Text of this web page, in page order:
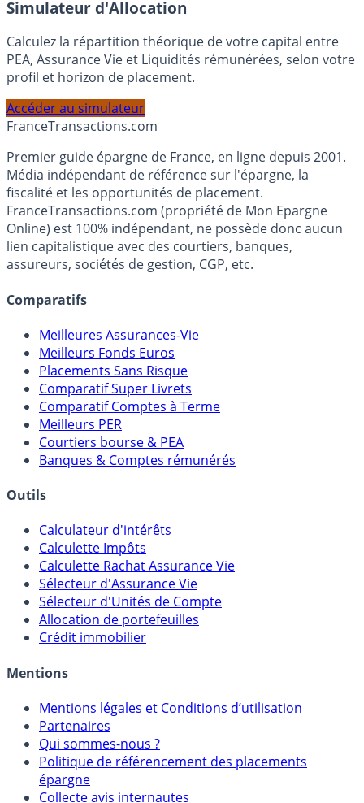
Simulateur d'Allocation
Calculez la répartition théorique de votre capital entre
PEA, Assurance Vie et Liquidités rémunérées, selon votre
profil et horizon de placement.
Accéder au simulateur
FranceTransactions.com
Premier guide épargne de France, en ligne depuis 2001.
Média indépendant de référence sur l'épargne, la
fiscalité et les opportunités de placement.
FranceTransactions.com (propriété de Mon Epargne
Online) est 100% indépendant, ne possède donc aucun
lien capitalistique avec des courtiers, banques,
Meilleures Assurances-Vie
Meilleurs Fonds Euros
Placements Sans Risque
Comparatif Super Livrets
Comparatif Comptes à Terme
Meilleurs PER
Courtiers bourse & PEA
Calculateur d'intérêts
Calculette Impôts
Calculette Rachat Assurance Vie
Sélecteur d'Assurance Vie
Sélecteur d'Unités de Compte
Allocation de portefeuilles
Mentions légales et Conditions d’utilisation
Partenaires
Qui sommes-nous ?
Politique de référencement des placements